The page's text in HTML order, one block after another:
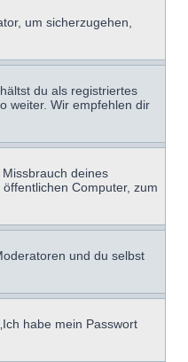
um sicherzugehen,
du als registriertes
weiter. Wir empfehlen dir
deines
Computer, zum
und du selbst
habe mein Passwort